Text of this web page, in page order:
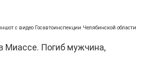
с видео Госавтоинспекции Челябинской области
Миассе. Погиб мужчина,